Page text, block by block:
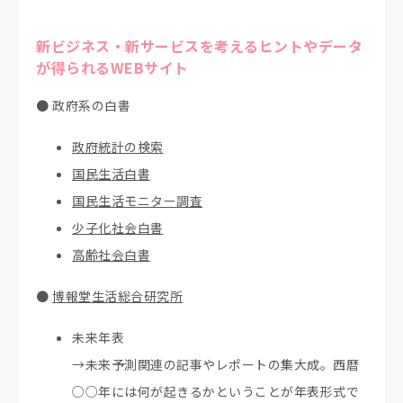
新ビジネス・新サービスを考えるヒントやデータ
が得られるWEBサイト
● 政府系の白書
政府統計の検索
国民生活白書
国民生活モニター調査
少子化社会白書
高齢社会白書
● 博報堂生活総合研究所
未来年表
→未来予測関連の記事やレポートの集大成。西暦
○○年には何が起きるかということが年表形式で